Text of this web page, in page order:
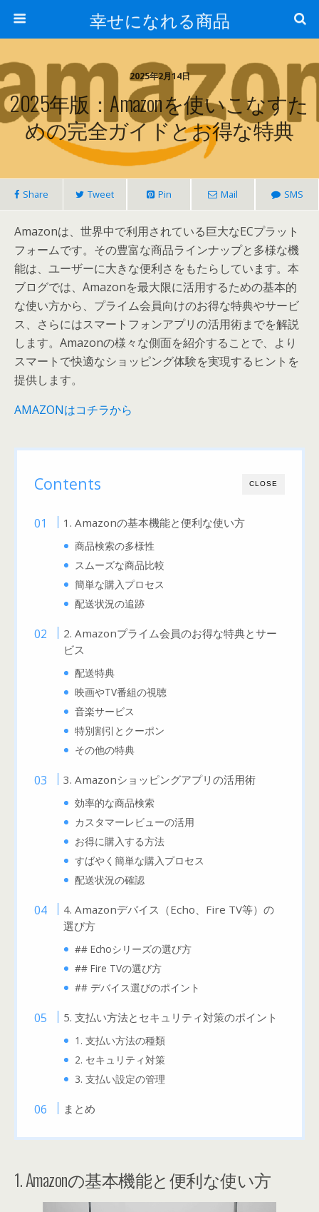
幸せになれる商品
2025年2月14日
2025年版：Amazonを使いこなすた
めの完全ガイドとお得な特典
Share Tweet Pin Mail SMS
Amazonは、世界中で利用されている巨大なECプラット
フォームです。その豊富な商品ラインナップと多様な機
能は、ユーザーに大きな便利さをもたらしています。本
ブログでは、Amazonを最大限に活用するための基本的
な使い方から、プライム会員向けのお得な特典やサービ
ス、さらにはスマートフォンアプリの活用術までを解説
します。Amazonの様々な側面を紹介することで、より
スマートで快適なショッピング体験を実現するヒントを
提供します。
AMAZONはコチラから
CLOSE
Contents
1. Amazonの基本機能と便利な使い方
商品検索の多様性
スムーズな商品比較
簡単な購入プロセス
配送状況の追跡
2. Amazonプライム会員のお得な特典とサー
ビス
配送特典
映画やTV番組の視聴
音楽サービス
特別割引とクーポン
その他の特典
3. Amazonショッピングアプリの活用術
効率的な商品検索
カスタマーレビューの活用
お得に購入する方法
すばやく簡単な購入プロセス
配送状況の確認
4. Amazonデバイス（Echo、Fire TV等）の
選び方
## Echoシリーズの選び方
## Fire TVの選び方
## デバイス選びのポイント
5. 支払い方法とセキュリティ対策のポイント
1. 支払い方法の種類
2. セキュリティ対策
3. 支払い設定の管理
まとめ
1. Amazonの基本機能と便利な使い方